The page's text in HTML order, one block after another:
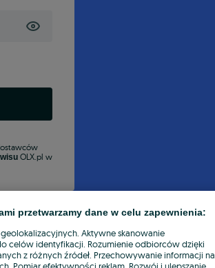
OLX.pl w
przetwarzamy dane w celu zapewnienia:
Aktywne skanowanie
celów identyfikacji. Rozumienie odbiorców dzięki
z różnych źródeł. Przechowywanie informacji na